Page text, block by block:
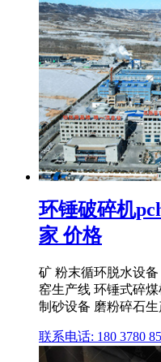
环锤破碎机
家 价格
矿 粉末循环脱水设
窑生产线 环锤式碎
制砂设备 磨粉碎石
联系电话: 180 3780